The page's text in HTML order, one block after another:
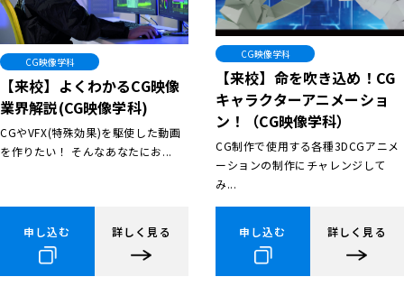
CG映像学科
【来校】よくわかるCG映像
業界解説(CG映像学科)
CGやVFX(特殊効果)を駆使した動画
を作りたい！ そんなあなたにお...
申し込む 詳しく見る
CG映像学科
【来校】命を吹き込め！CG
キャラクターアニメーショ
ン！（CG映像学科）
CG制作で使用する各種3DCGアニメ
ーションの制作にチャレンジして
み...
申し込む 詳しく見る